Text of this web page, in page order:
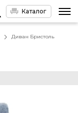
Каталог
Диван Бристоль